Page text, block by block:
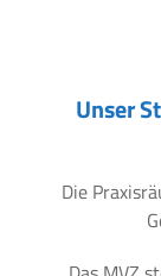
Unser
Die